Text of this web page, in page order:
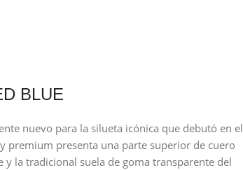
BLUE
nuevo para la silueta icónica que debutó en el
premium presenta una parte superior de cuero
la tradicional suela de goma transparente del